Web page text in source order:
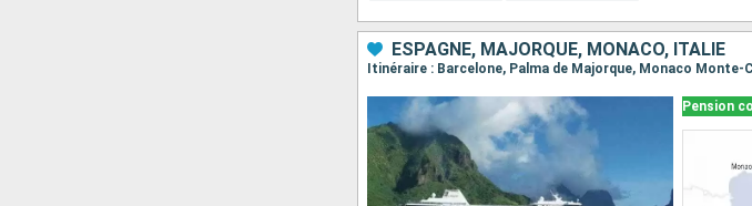
ESPAGNE, MAJORQUE, MONACO, ITALIE
Pension